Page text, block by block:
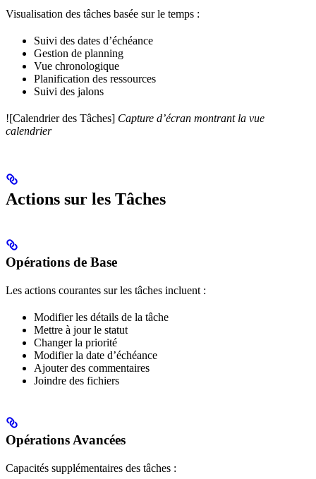
Visualisation des tâches basée sur le temps :
Suivi des dates d’échéance
Gestion de planning
Vue chronologique
Planification des ressources
Suivi des jalons
![Calendrier des Tâches] Capture d’écran montrant la vue
calendrier
Actions sur les Tâches
Opérations de Base
Les actions courantes sur les tâches incluent :
Modifier les détails de la tâche
Mettre à jour le statut
Changer la priorité
Modifier la date d’échéance
Ajouter des commentaires
Joindre des fichiers
Opérations Avancées
Capacités supplémentaires des tâches :